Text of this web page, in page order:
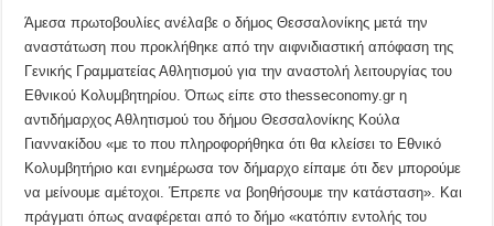
Άμεσα πρωτοβουλίες ανέλαβε ο δήμος Θεσσαλονίκης μετά την
αναστάτωση που προκλήθηκε από την αιφνιδιαστική απόφαση της
Γενικής Γραμματείας Αθλητισμού για την αναστολή λειτουργίας του
Εθνικού Κολυμβητηρίου. Όπως είπε στο thesseconomy.gr η
αντιδήμαρχος Αθλητισμού του δήμου Θεσσαλονίκης Κούλα
Γιαννακίδου «με το που πληροφορήθηκα ότι θα κλείσει το Εθνικό
Κολυμβητήριο και ενημέρωσα τον δήμαρχο είπαμε ότι δεν μπορούμε
να μείνουμε αμέτοχοι. Έπρεπε να βοηθήσουμε την κατάσταση». Και
πράγματι όπως αναφέρεται από το δήμο «κατόπιν εντολής του